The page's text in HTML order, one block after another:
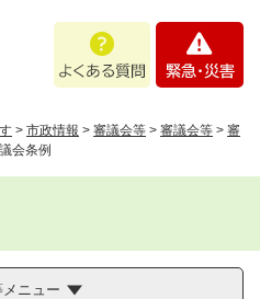
あ
問
・
> 市政情報 > 審議会等 > 審議会等 > 審
会条例
ニュー